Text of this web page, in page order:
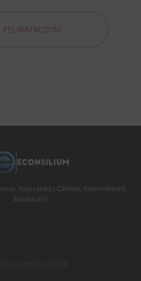
FELIRATKOZOM
Naprakész Cikkek, Kiemelkedő
Edukáció!"